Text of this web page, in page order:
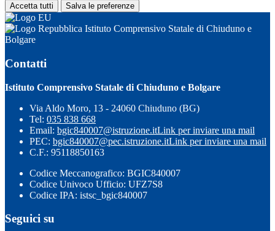
Accetta tutti Salva le preferenze
Istituto Comprensivo Statale di Chiuduno e
Bolgare
Contatti
Istituto Comprensivo Statale di Chiuduno e Bolgare
Via Aldo Moro, 13 - 24060 Chiuduno (BG)
Tel: 035 838 668
Email: bgic840007@istruzione.itLink per inviare una mail
PEC: bgic840007@pec.istruzione.itLink per inviare una mail
C.F.: 95118850163
Codice Meccanografico: BGIC840007
Codice Univoco Ufficio: UFZ7S8
Codice IPA: istsc_bgic840007
Seguici su